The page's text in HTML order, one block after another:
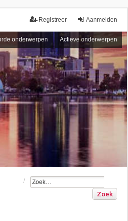
Aanmelden
Registreer
onderwerpen Actieve onderwerpen
Zoek